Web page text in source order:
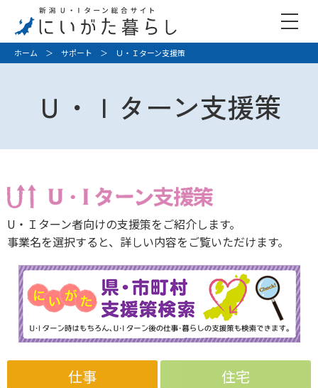
ホーム ＞ サポート ＞ Ｕ・Ｉターン支援策
Ｕ・Ｉターン支援策
U・Ｉターン者向けの支援策をご紹介します。
事業名を選択すると、詳しい内容をご覧いただけます。
仕事
住宅